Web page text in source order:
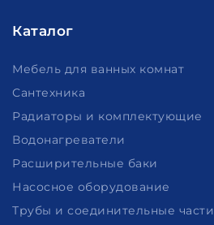
Каталог
Мебель для ванных комнат
Сантехника
Радиаторы и комплектующие
Водонагреватели
Расширительные баки
Насосное оборудование
Трубы и соединительные части